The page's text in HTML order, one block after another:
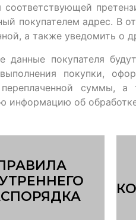
соответствующей
покупателем адрес. В
а также уведомить о
данные покупателя
покупки,
переплаченной суммы,
информацию об